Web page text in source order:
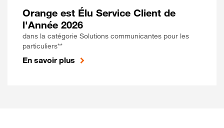
Orange est Élu Service Client de
l'Année 2026
dans la catégorie Solutions communicantes pour les
particuliers**
En savoir plus